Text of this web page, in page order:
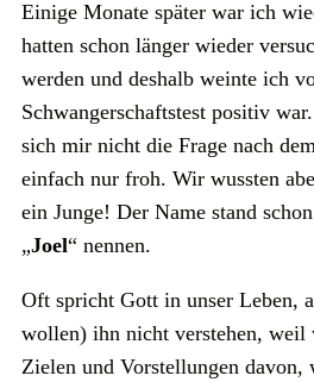
Einige Monate später war ich
hatten schon länger wieder
werden und deshalb weinte ich
Schwangerschaftstest positiv
sich mir nicht die Frage nach
einfach nur froh. Wir wussten
ein Junge! Der Name stand
„Joel“ nennen.
Oft spricht Gott in unser Leben,
wollen) ihn nicht verstehen, weil
Zielen und Vorstellungen davon,